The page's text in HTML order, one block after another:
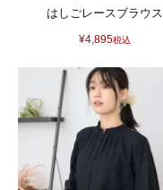
はしごレースブラウス
¥4,895税込